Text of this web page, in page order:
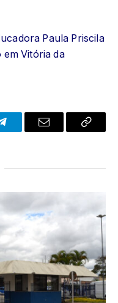
Paula Priscila
em Vitória da
TelegramaE-
Copiar